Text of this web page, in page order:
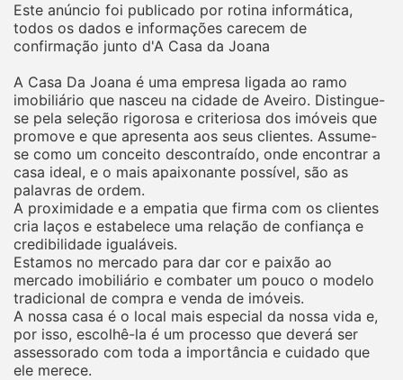
Este anúncio foi publicado por rotina informática,
todos os dados e informações carecem de
confirmação junto d'A Casa da Joana
A Casa Da Joana é uma empresa ligada ao ramo
imobiliário que nasceu na cidade de Aveiro. Distingue-
se pela seleção rigorosa e criteriosa dos imóveis que
promove e que apresenta aos seus clientes. Assume-
se como um conceito descontraído, onde encontrar a
casa ideal, e o mais apaixonante possível, são as
palavras de ordem.
A proximidade e a empatia que firma com os clientes
cria laços e estabelece uma relação de confiança e
credibilidade igualáveis.
Estamos no mercado para dar cor e paixão ao
mercado imobiliário e combater um pouco o modelo
tradicional de compra e venda de imóveis.
A nossa casa é o local mais especial da nossa vida e,
por isso, escolhê-la é um processo que deverá ser
assessorado com toda a importância e cuidado que
ele merece.